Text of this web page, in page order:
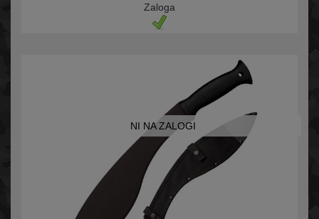
Zaloga
NI NA ZALOGI